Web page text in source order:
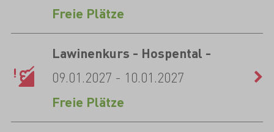
Freie Plätze
Lawinenkurs - Hospental -
09.01.2027 - 10.01.2027
Freie Plätze